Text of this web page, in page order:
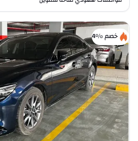
خصم %4